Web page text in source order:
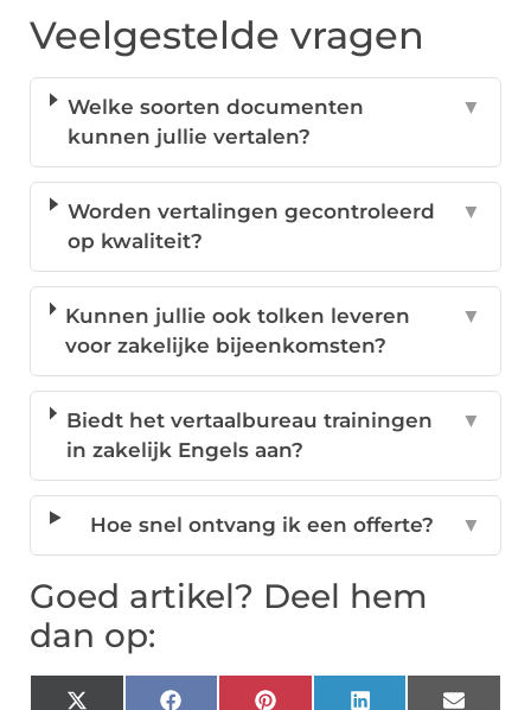
Veelgestelde vragen
Welke soorten documenten
kunnen jullie vertalen?
▼
Worden vertalingen gecontroleerd
op kwaliteit?
▼
Kunnen jullie ook tolken leveren
voor zakelijke bijeenkomsten?
▼
Biedt het vertaalbureau trainingen
in zakelijk Engels aan?
▼
Hoe snel ontvang ik een offerte? ▼
Goed artikel? Deel hem
dan op: